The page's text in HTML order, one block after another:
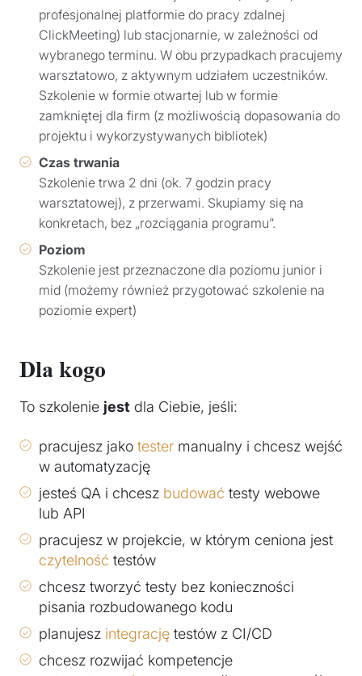
profesjonalnej platformie do pracy zdalnej
ClickMeeting) lub stacjonarnie, w zależności od
wybranego terminu. W obu przypadkach pracujemy
warsztatowo, z aktywnym udziałem uczestników.
Szkolenie w formie otwartej lub w formie
zamkniętej dla firm (z możliwością dopasowania do
projektu i wykorzystywanych bibliotek)
Czas trwania
Szkolenie trwa 2 dni (ok. 7 godzin pracy
warsztatowej), z przerwami. Skupiamy się na
konkretach, bez „rozciągania programu”.
Poziom
Szkolenie jest przeznaczone dla poziomu junior i
mid (możemy również przygotować szkolenie na
poziomie expert)
Dla kogo
To szkolenie jest dla Ciebie, jeśli:
pracujesz jako tester manualny i chcesz wejść
w automatyzację
jesteś QA i chcesz budować testy webowe
lub API
pracujesz w projekcie, w którym ceniona jest
czytelność testów
chcesz tworzyć testy bez konieczności
pisania rozbudowanego kodu
planujesz integrację testów z CI/CD
chcesz rozwijać kompetencje